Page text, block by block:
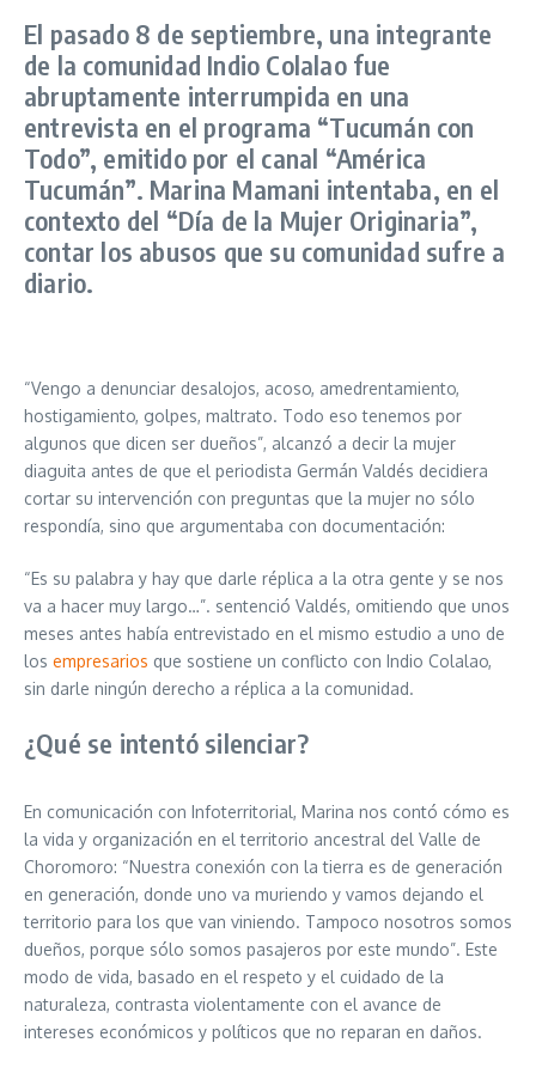
El pasado 8 de septiembre, una integrante
de la comunidad Indio Colalao fue
abruptamente interrumpida en una
entrevista en el programa “Tucumán con
Todo”, emitido por el canal “América
Tucumán”. Marina Mamani intentaba, en el
contexto del “Día de la Mujer Originaria”,
contar los abusos que su comunidad sufre a
diario.
“Vengo a denunciar desalojos, acoso, amedrentamiento,
hostigamiento, golpes, maltrato. Todo eso tenemos por
algunos que dicen ser dueños”, alcanzó a decir la mujer
diaguita antes de que el periodista Germán Valdés decidiera
cortar su intervención con preguntas que la mujer no sólo
respondía, sino que argumentaba con documentación:
“Es su palabra y hay que darle réplica a la otra gente y se nos
va a hacer muy largo…”. sentenció Valdés, omitiendo que unos
meses antes había entrevistado en el mismo estudio a uno de
los empresarios que sostiene un conflicto con Indio Colalao,
sin darle ningún derecho a réplica a la comunidad.
¿Qué se intentó silenciar?
En comunicación con Infoterritorial, Marina nos contó cómo es
la vida y organización en el territorio ancestral del Valle de
Choromoro: “Nuestra conexión con la tierra es de generación
en generación, donde uno va muriendo y vamos dejando el
territorio para los que van viniendo. Tampoco nosotros somos
dueños, porque sólo somos pasajeros por este mundo”. Este
modo de vida, basado en el respeto y el cuidado de la
naturaleza, contrasta violentamente con el avance de
intereses económicos y políticos que no reparan en daños.